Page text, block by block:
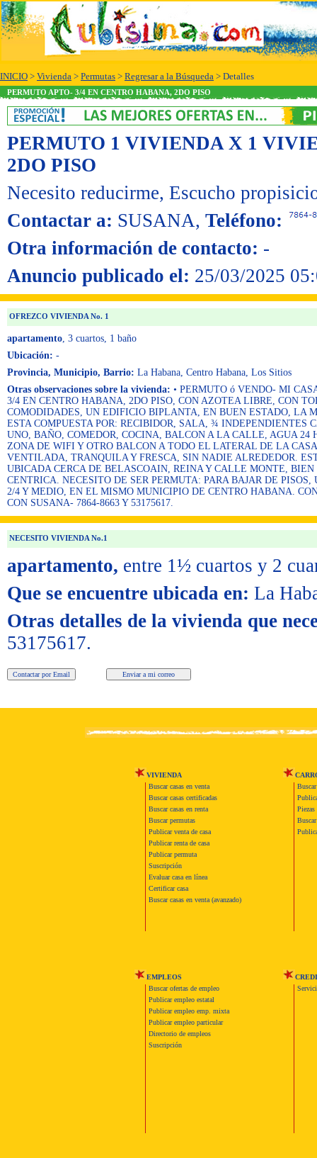
INICIO > Vivienda > Permutas > Regresar a la Búsqueda > Detalles
PERMUTO APTO- 3/4 EN CENTRO HABANA, 2DO PISO
PERMUTO 1 VIVIENDA X 1
2DO PISO
Necesito reducirme, Escucho
Contactar a: SUSANA, Teléfono:
Otra información de contacto: -
Anuncio publicado el: 25/03/2025
OFREZCO VIVIENDA No. 1
apartamento, 3 cuartos, 1 baño
Ubicación: -
Provincia, Municipio, Barrio: La Habana, Centro Habana, Los Sitios
Otras observaciones sobre la vivienda: • PERMUTO ó VENDO- MI
3/4 EN CENTRO HABANA, 2DO PISO, CON AZOTEA LIBRE, CON
COMODIDADES, UN EDIFICIO BIPLANTA, EN BUEN ESTADO, LA
ESTA COMPUESTA POR: RECIBIDOR, SALA, ¾ INDEPENDIENTES
UNO, BAÑO, COMEDOR, COCINA, BALCON A LA CALLE, AGUA 24
ZONA DE WIFI Y OTRO BALCON A TODO EL LATERAL DE LA
VENTILADA, TRANQUILA Y FRESCA, SIN NADIE ALREDEDOR.
UBICADA CERCA DE BELASCOAIN, REINA Y CALLE MONTE, BIEN
CENTRICA. NECESITO DE SER PERMUTA: PARA BAJAR DE PISOS,
2/4 Y MEDIO, EN EL MISMO MUNICIPIO DE CENTRO HABANA.
CON SUSANA- 7864-8663 Y 53175617.
NECESITO VIVIENDA No.1
apartamento, entre 1½ cuartos y 2
Que se encuentre ubicada en: La
Otras detalles de la vivienda que
53175617.
VIVIENDA
Buscar casas en venta
Buscar casas certificadas
Buscar casas en renta
Buscar permutas
Publicar venta de casa
Publicar renta de casa
Publicar permuta
Suscripción
Evaluar casa en línea
Certificar casa
Buscar casas en venta (avanzado)
Piezas
EMPLEOS
Buscar ofertas de empleo
Publicar empleo estatal
Publicar empleo emp. mixta
Publicar empleo particular
Directorio de empleos
Suscripción